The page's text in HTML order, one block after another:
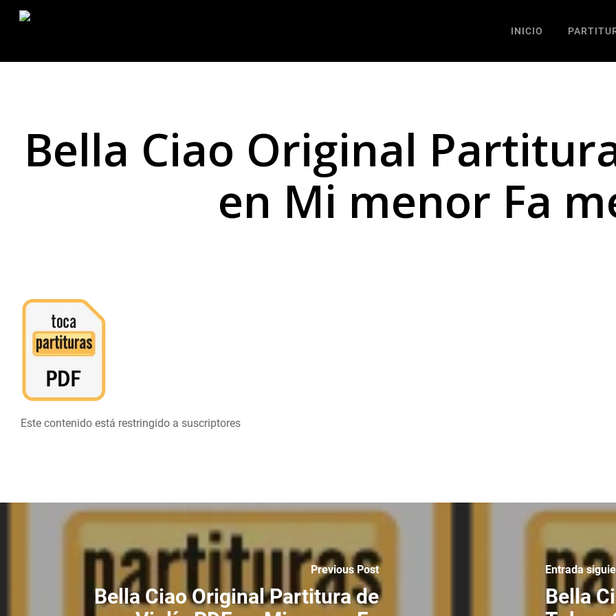
INICIO
Bella Ciao Original
en Mi menor Fa
Este contenido está restringido a suscriptores
Previous Post
Bella Ciao Original Partitura de
Entrada
Bella